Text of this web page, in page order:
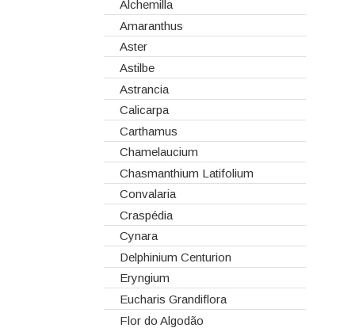
Corantes
Embalagens
Esponjas
Estruturas
Fitas
Gaiolas
Lanternas
Madeiras
Spray
Tabuleiros/Bases
Telas/Tecidos
Vidros
Dia dos Namorados
Natal
Anêmonas
Antirrinos
Antúrios
Bambú
Bouvardia
Brássicas
Celosias
Chrysanthemum
Cravos
Cymbidium
Dalias
Dendrobium
Eremurus
Fresias
Gerberas
Girassol
Alchemilla
Amaranthus
Aster
Astilbe
Astrancia
Calicarpa
Carthamus
Chamelaucium
Chasmanthium Latifolium
Convalaria
Craspédia
Cynara
Delphinium Centurion
Eryngium
Eucharis Grandiflora
Flor do Algodão